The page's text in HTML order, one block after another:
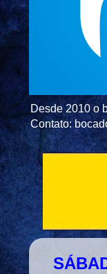
Desde 2010 o
Contato: